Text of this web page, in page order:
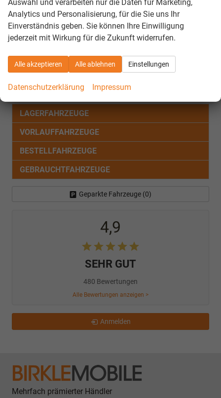
Konrad-Adenauer-Straße 20
72072 Tübingen
Telefon: 07071 757-0
Web: https://rpt.baden-wuerttemberg.de
Fahrzeugnr.
LAGERFAHRZEUGE
VORLAUFFAHRZEUGE
BESTELLFAHRZEUGE
GEBRAUCHTFAHRZEUGE
Geparkte Fahrzeuge (0)
4,9
SEHR GUT
480 Bewertungen
Alle Bewertungen anzeigen >
Anmelden
Mehrfach prämierter Händler
Auswahl und verarbeiten nur die Daten für Marketing,
Analytics und Personalisierung, für die Sie uns Ihr
Einverständnis geben. Sie können Ihre Einwilligung
jederzeit mit Wirkung für die Zukunft widerrufen.
Alle akzeptieren Alle ablehnen Einstellungen
Datenschutzerklärung Impressum